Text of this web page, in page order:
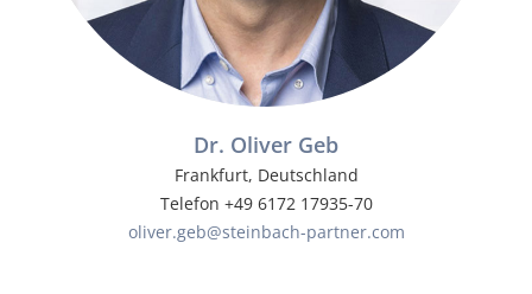
Dr. Oliver Geb
Frankfurt, Deutschland
Telefon +49 6172 17935-70
oliver.geb@steinbach-partner.com